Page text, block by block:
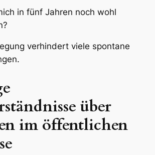
in fünf Jahren noch wohl
verhindert viele spontane
über
im öffentlichen